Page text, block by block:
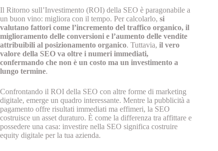
Il Ritorno sull’Investimento (ROI) della SEO è paragonabile a
un buon vino: migliora con il tempo. Per calcolarlo, si
valutano fattori come l’incremento del traffico organico, il
miglioramento delle conversioni e l’aumento delle vendite
attribuibili al posizionamento organico. Tuttavia, il vero
valore della SEO va oltre i numeri immediati,
confermando che non è un costo ma un investimento a
lungo termine.
Confrontando il ROI della SEO con altre forme di marketing
digitale, emerge un quadro interessante. Mentre la pubblicità a
pagamento offre risultati immediati ma effimeri, la SEO
costruisce un asset duraturo. È come la differenza tra affittare e
possedere una casa: investire nella SEO significa costruire
equity digitale per la tua azienda.